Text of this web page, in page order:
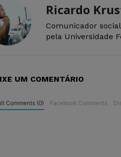
Ricardo
Comunicador
pela Universidade
UM COMENTÁRIO
Comments (0) Facebook Comments